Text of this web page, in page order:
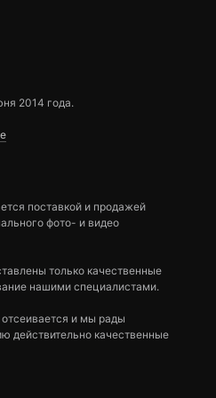
2014 года.
поставкой и продажей
фото- и видео
только качественные
нашими специалистами.
и мы рады
действительно качественные